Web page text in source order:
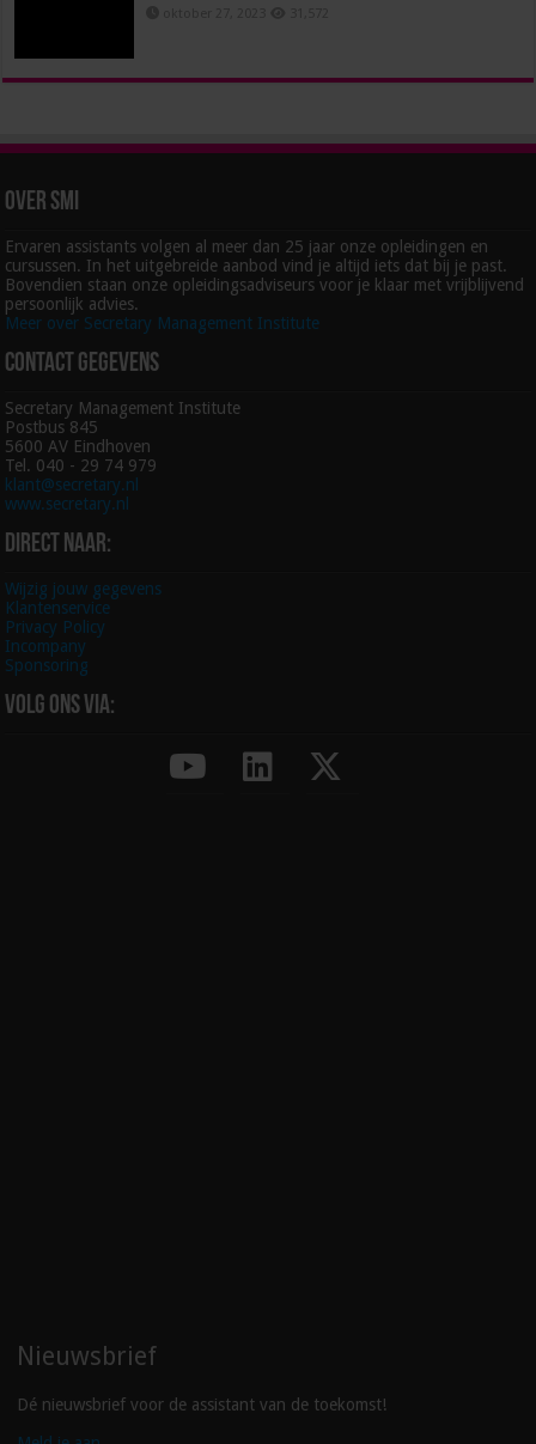
Over SMI
Ervaren assistants volgen al meer dan 25 jaar onze opleidingen en
cursussen. In het uitgebreide aanbod vind je altijd iets dat bij je past.
Bovendien staan onze opleidingsadviseurs voor je klaar met vrijblijvend
persoonlijk advies.
Meer over Secretary Management Institute
Contact gegevens
Secretary Management Institute
Postbus 845
5600 AV Eindhoven
Tel. 040 - 29 74 979
klant@secretary.nl
www.secretary.nl
Direct naar:
Wijzig jouw gegevens
Klantenservice
Privacy Policy
Incompany
Sponsoring
Volg ons via:
Nieuwsbrief
Dé nieuwsbrief voor de assistant van de toekomst!